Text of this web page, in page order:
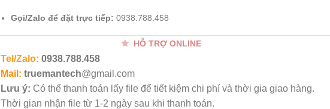
Gọi/Zalo để đặt trực tiếp: 0938.788.458
HỖ TRỢ ONLINE
Tel/Zalo: 0938.788.458
Mail: truemantech@gmail.com
Lưu ý: Có thể thanh toán lấy file để tiết kiệm chi phí và thời gia giao hàng.
Thời gian nhận file từ 1-2 ngày sau khi thanh toán.